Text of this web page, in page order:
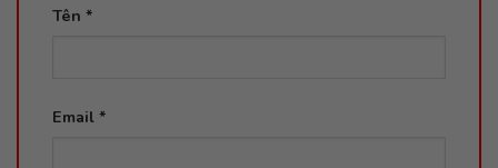
Tên *
Email *